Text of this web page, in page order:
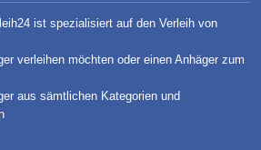
ist spezialisiert auf den Verleih von
verleihen möchten oder einen Anhäger zum
aus sämtlichen Kategorien und